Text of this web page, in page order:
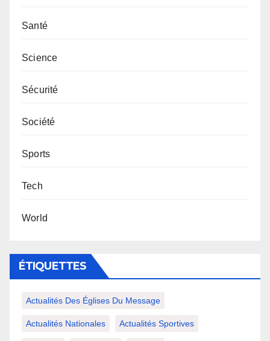
Santé
Science
Sécurité
Société
Sports
Tech
World
ÉTIQUETTES
Actualités Des Églises Du Message
Actualités Nationales Actualités Sportives